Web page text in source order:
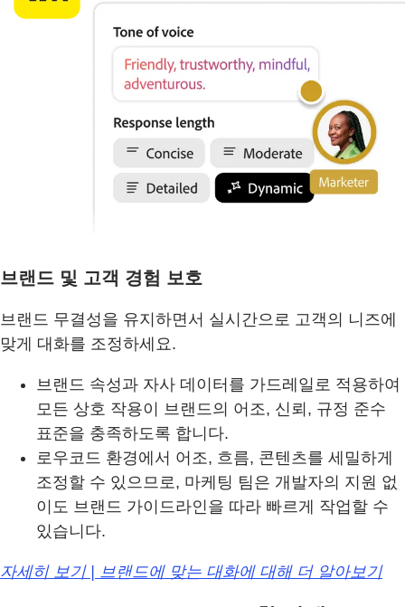
브랜드 및 고객 경험 보호
브랜드 무결성을 유지하면서 실시간으로 고객의 니즈에
맞게 대화를 조정하세요.
브랜드 속성과 자사 데이터를 가드레일로 적용하여
모든 상호 작용이 브랜드의 어조, 신뢰, 규정 준수
표준을 충족하도록 합니다.
로우코드 환경에서 어조, 흐름, 콘텐츠를 세밀하게
조정할 수 있으므로, 마케팅 팀은 개발자의 지원 없
이도 브랜드 가이드라인을 따라 빠르게 작업할 수
있습니다.
자세히 보기 | 브랜드에 맞는 대화에 대해 더 알아보기